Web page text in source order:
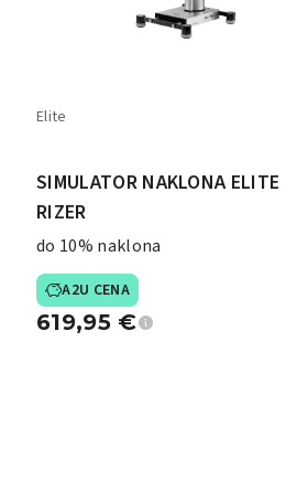
Elite
SIMULATOR NAKLONA ELITE
RIZER
do 10% naklona
A2U CENA
619,95 €